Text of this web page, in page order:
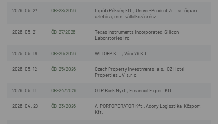
2026. 05. 27 ÖB-28/2026
Lipóti Pékség Kft., Univer-Product Zrt. sütőipari
üzletága, mint vállalkozásrész
2026. 05. 21 ÖB-27/2026
Texas Instruments Incorporated, Silicon
Laboratories Inc.
2025. 05. 19 ÖB-26/2026 WITORP Kft., Váci 76 Kft.
2026. 05. 12 ÖB-25/2026
Czech Property Investments, a.s., CZ Hotel
Properties JV, s.r.o.
2026. 05. 11 ÖB-24/2026 OTP Bank Nyrt., Financial Expert Kft.
2026. 04. 28 ÖB-23/2026
A-PORTOPERATOR Kft., Adony Logisztikai Központ
Kft.